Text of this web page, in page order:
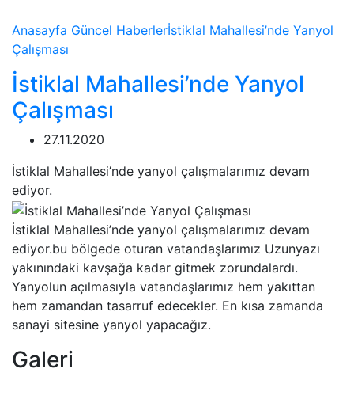
Anasayfa Güncel Haberlerİstiklal Mahallesi’nde Yanyol
Çalışması
İstiklal Mahallesi’nde Yanyol
Çalışması
27.11.2020
İstiklal Mahallesi’nde yanyol çalışmalarımız devam
ediyor.
İstiklal Mahallesi’nde yanyol çalışmalarımız devam
ediyor.bu bölgede oturan vatandaşlarımız Uzunyazı
yakınındaki kavşağa kadar gitmek zorundalardı.
Yanyolun açılmasıyla vatandaşlarımız hem yakıttan
hem zamandan tasarruf edecekler. En kısa zamanda
sanayi sitesine yanyol yapacağız.
Galeri